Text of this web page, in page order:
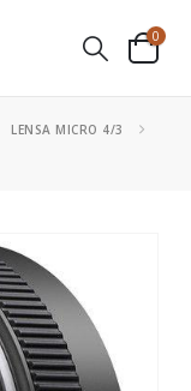
0
LENSA MICRO 4/3